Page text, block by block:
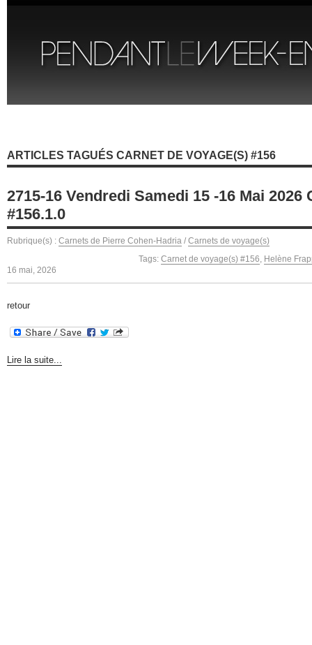
ARTICLES TAGUÉS CARNET DE VOYAGE(S) #156
2715-16 Vendredi Samedi 15 -16 Mai 2026
#156.1.0
Rubrique(s) : Carnets de Pierre Cohen-Hadria / Carnets de voyage(s)
Tags: Carnet de voyage(s) #156, Helène
16 mai, 2026
retour
Lire la suite...